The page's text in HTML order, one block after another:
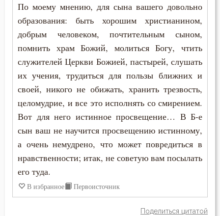
По моему мнению, для сына вашего довольно
образования: быть хорошим христианином,
добрым человеком, почтительным сыном,
помнить храм Божий, молиться Богу, чтить
служителей Церкви Божией, пастырей, слушать
их учения, трудиться для пользы ближних и
своей, никого не обижать, хранить трезвость,
целомудрие, и все это исполнять со смирением.
Вот для него истинное просвещение… В Б-е
сын ваш не научится просвещению истинному,
а очень немудрено, что может повредиться в
нравственности; итак, не советую вам посылать
его туда.
В избранное Первоисточник
Поделиться цитатой